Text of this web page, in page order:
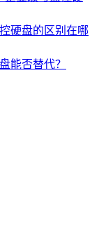
硬盘的区别在哪
能否替代？